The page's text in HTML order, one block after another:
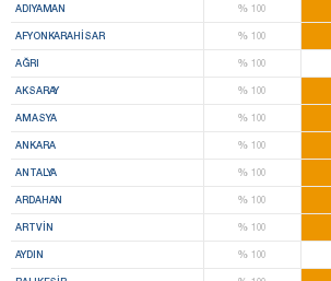
ADIYAMAN %100
AFYONKARAHISAR %100
AĞRI %100
AKSARAY %100
AMASYA %100
ANKARA %100
ANTALYA %100
ARDAHAN %100
ARTVIN %100
AYDIN %100